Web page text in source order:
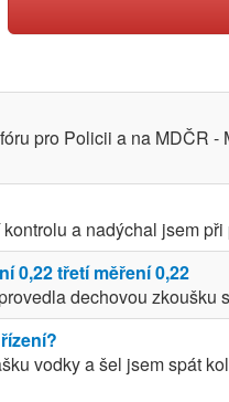
pro Policii a na MDČR
a nadýchal jsem
0,22 třetí měření 0,22
dechovou
vodky a šel jsem spát